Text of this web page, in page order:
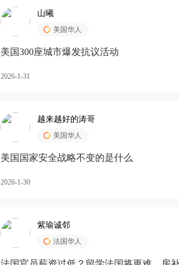
山曦
美国华人
美国300座城市爆发抗议活动
2026-1-31
越来越好的涛哥
美国华人
美国国家安全战略不变的是什么
2026-1-30
紫瑜诚邻
法国华人